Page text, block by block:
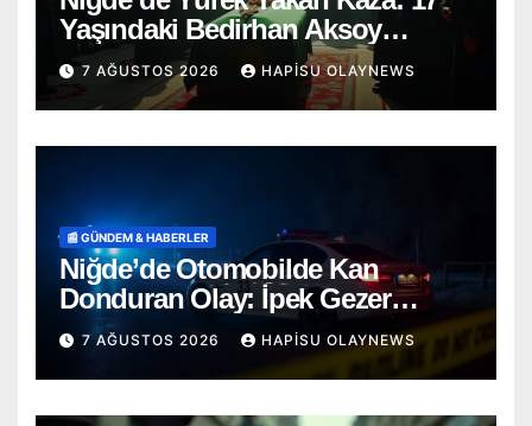
Yaşındaki Bedirhan Aksoy
Toprağa Verildi
7 AĞUSTOS 2026 HAPISU OLAYNEWS
📰 GÜNDEM & HABERLER
Niğde’de Otomobilde Kan
Donduran Olay: İpek Gezer
Hayatını Kaybetti, Ömer O. Ağır
Yaralı
7 AĞUSTOS 2026 HAPISU OLAYNEWS